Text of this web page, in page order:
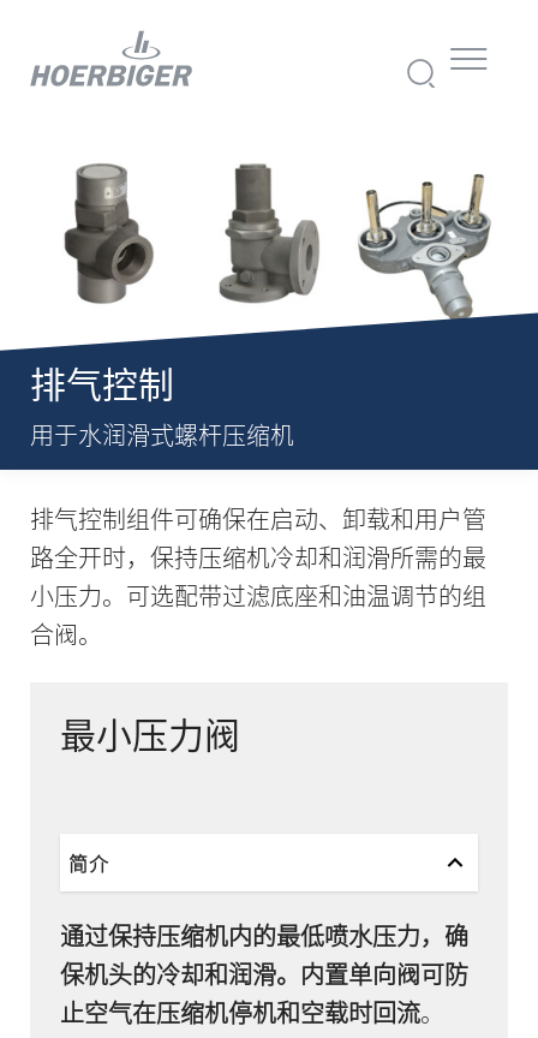
排气控制
用于水润滑式螺杆压缩机
排气控制组件可确保在启动、卸载和用户管
路全开时，保持压缩机冷却和润滑所需的最
小压力。可选配带过滤底座和油温调节的组
合阀。
最小压力阀
简介
通过保持压缩机内的最低喷水压力，确
保机头的冷却和润滑。内置单向阀可防
止空气在压缩机停机和空载时回流。